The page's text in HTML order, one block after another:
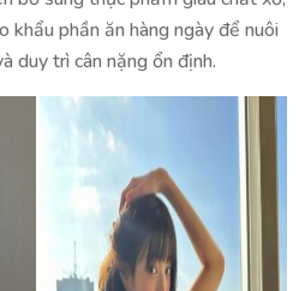
khẩu phần ăn hàng ngày để nuôi
duy trì cân nặng ổn định.